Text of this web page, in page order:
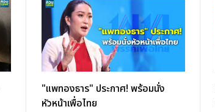
"แพทองธาร" ประกาศ! พร้อมนั่ง
หัวหน้าเพื่อไทย